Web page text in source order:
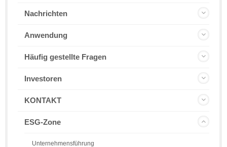
Nachrichten
Anwendung
Häufig gestellte Fragen
Investoren
KONTAKT
ESG-Zone
Unternehmensführung